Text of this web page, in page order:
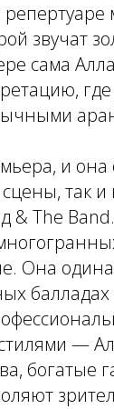
звучат
сама
и она
так
The
Она
—
богатые